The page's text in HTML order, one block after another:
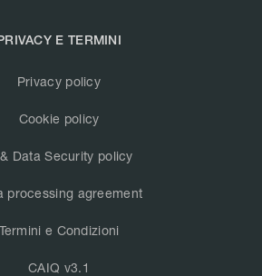
E TERMINI
Privacy policy
Cookie policy
Data Security policy
processing agreement
Termini e Condizioni
CAIQ v3.1